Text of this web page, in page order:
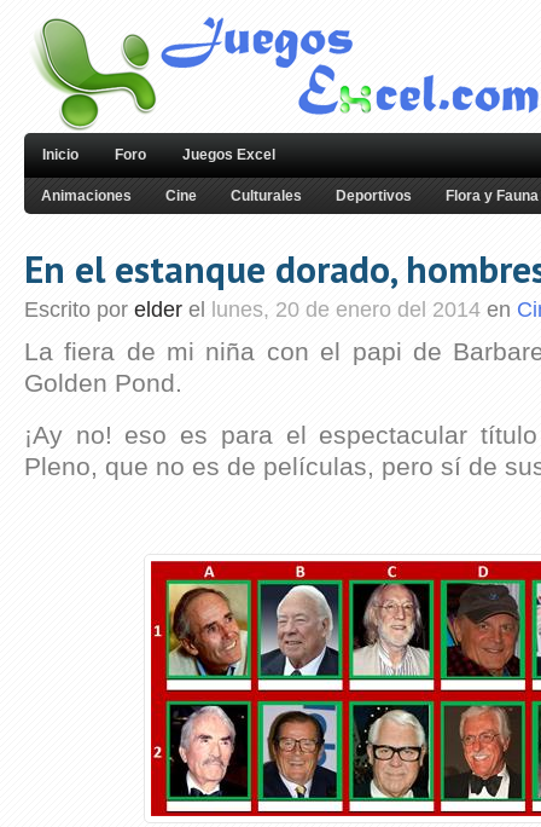
Inicio Foro Juegos Excel
Animaciones Cine Culturales Deportivos Flora y Fauna
En el estanque dorado,
Escrito por elder el lunes, 20 de enero del 2014 en
La fiera de mi niña con el papi de
Golden Pond.
¡Ay no! eso es para el espectacular
Pleno, que no es de películas, pero sí de